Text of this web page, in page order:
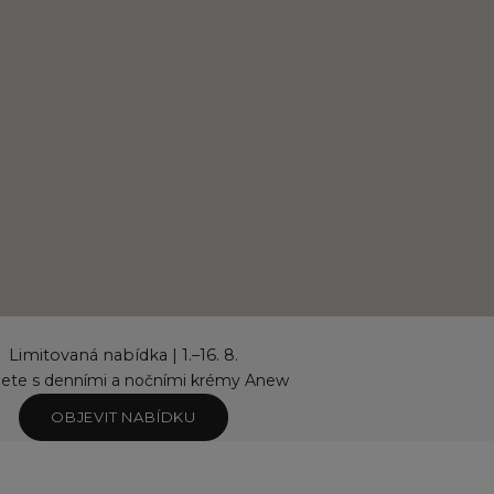
Limitovaná nabídka | 1.–16. 8.
s denními a nočními krémy Anew
OBJEVIT NABÍDKU